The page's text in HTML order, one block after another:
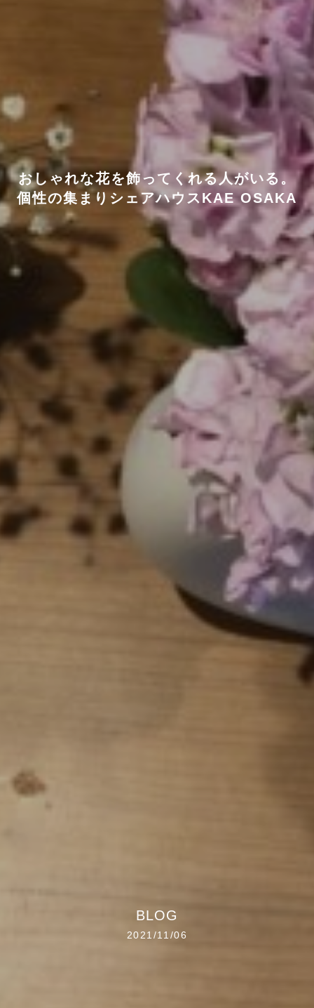
おしゃれな花を飾ってくれる人がいる。
個性の集まりシェアハウスKAE OSAKA
BLOG
2021/11/06